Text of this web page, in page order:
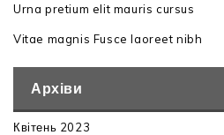
Urna pretium elit mauris cursus
Vitae magnis Fusce laoreet nibh
Архіви
Квітень 2023